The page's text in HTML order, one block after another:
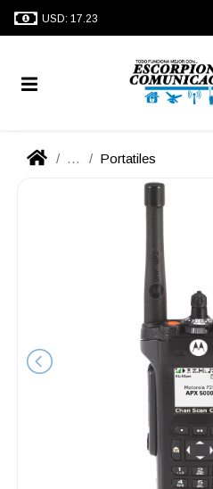
USD: 17.23
... Portatiles